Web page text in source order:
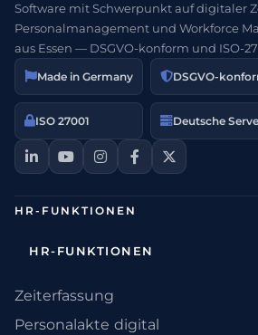
Software mit Schwerpunkt auf digitaler
Personalmanagement und Workforce
aus Essen — DSGVO-konform und ISO-
Made in Germany DSGVO-
ISO 27001 Deutsche
HR-FUNKTIONEN
HR-FUNKTIONEN
Zeiterfassung
Personalakte digital